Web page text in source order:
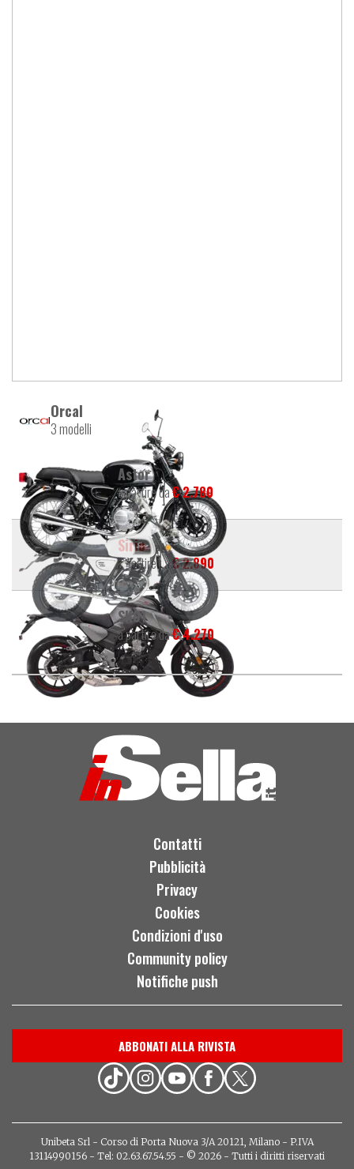
Orcal
3 modelli
Astor
a partire da€ 2.780
Sirio
a partire da€ 2.890
SK01
a partire da€ 4.270
Contatti
Pubblicità
Privacy
Cookies
Condizioni d'uso
Community policy
Notifiche push
ABBONATI ALLA RIVISTA
Unibeta Srl - Corso di Porta Nuova 3/A 20121, Milano - P.IVA
13114990156 - Tel: 02.63.67.54.55 - © 2026 - Tutti i diritti riservati